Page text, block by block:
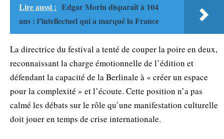
Lire aussi : Edgar Morin disparaît à 104
ans : l’intellectuel qui a marqué la France
La directrice du festival a tenté de couper la poire en deux,
reconnaissant la charge émotionnelle de l’édition et
défendant la capacité de la Berlinale à « créer un espace
pour la complexité » et l’écoute. Cette position n’a pas
calmé les débats sur le rôle qu’une manifestation culturelle
doit jouer en temps de crise internationale.